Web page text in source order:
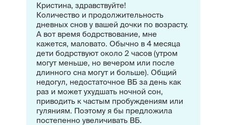
Кристина, здравствуйте!
Количество и продолжительность
дневных снов у вашей дочки по возрасту.
А вот время бодрствование, мне
кажется, маловато. Обычно в 4 месяца
дети бодрствуют около 2 часов (утром
могут меньше, но вечером или после
длинного сна могут и больше). Общий
недогул, недостаточное ВБ за день как
раз и может ухудшать ночной сон,
приводить к частым пробуждениям или
гуляниям. Поэтому я бы предложила
постепенно увеличивать ВБ.